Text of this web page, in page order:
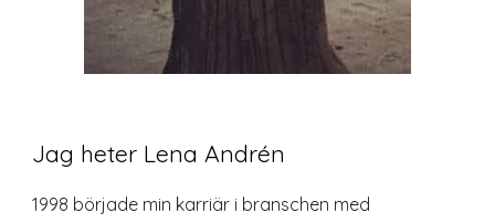
Jag heter Lena Andrén
1998 började min karriär i branschen med